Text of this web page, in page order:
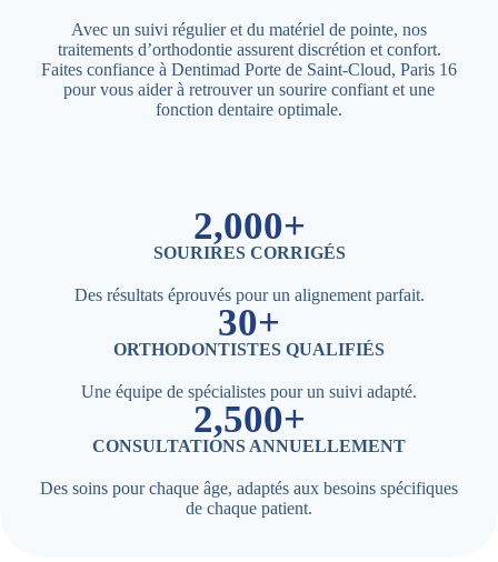
Avec un suivi régulier et du matériel de pointe, nos
traitements d’orthodontie assurent discrétion et confort.
Faites confiance à Dentimad Porte de Saint-Cloud, Paris 16
pour vous aider à retrouver un sourire confiant et une
fonction dentaire optimale.
2,000+
SOURIRES CORRIGÉS
Des résultats éprouvés pour un alignement parfait.
30+
ORTHODONTISTES QUALIFIÉS
Une équipe de spécialistes pour un suivi adapté.
2,500+
CONSULTATIONS ANNUELLEMENT
Des soins pour chaque âge, adaptés aux besoins spécifiques
de chaque patient.